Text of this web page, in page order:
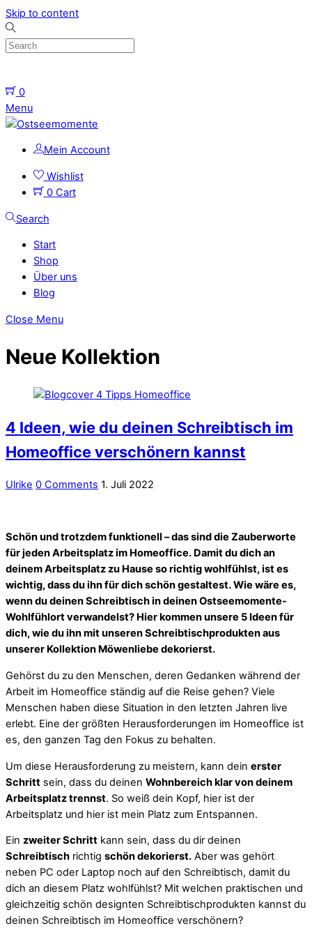
Skip to content
0
Menu
Mein Account
Wishlist
0 Cart
Search
Start
Shop
Über uns
Blog
Close Menu
Neue Kollektion
4 Ideen, wie du deinen Schreibtisch im
Homeoffice verschönern kannst
Ulrike 0 Comments 1. Juli 2022
Schön und trotzdem funktionell – das sind die Zauberworte
für jeden Arbeitsplatz im Homeoffice. Damit du dich an
deinem Arbeitsplatz zu Hause so richtig wohlfühlst, ist es
wichtig, dass du ihn für dich schön gestaltest. Wie wäre es,
wenn du deinen Schreibtisch in deinen Ostseemomente-
Wohlfühlort verwandelst? Hier kommen unsere 5 Ideen für
dich, wie du ihn mit unseren Schreibtischprodukten aus
unserer Kollektion Möwenliebe dekorierst.
Gehörst du zu den Menschen, deren Gedanken während der
Arbeit im Homeoffice ständig auf die Reise gehen? Viele
Menschen haben diese Situation in den letzten Jahren live
erlebt. Eine der größten Herausforderungen im Homeoffice ist
es, den ganzen Tag den Fokus zu behalten.
Um diese Herausforderung zu meistern, kann dein erster
Schritt sein, dass du deinen Wohnbereich klar von deinem
Arbeitsplatz trennst. So weiß dein Kopf, hier ist der
Arbeitsplatz und hier ist mein Platz zum Entspannen.
Ein zweiter Schritt kann sein, dass du dir deinen
Schreibtisch richtig schön dekorierst. Aber was gehört
neben PC oder Laptop noch auf den Schreibtisch, damit du
dich an diesem Platz wohlfühlst? Mit welchen praktischen und
gleichzeitig schön designten Schreibtischprodukten kannst du
deinen Schreibtisch im Homeoffice verschönern?